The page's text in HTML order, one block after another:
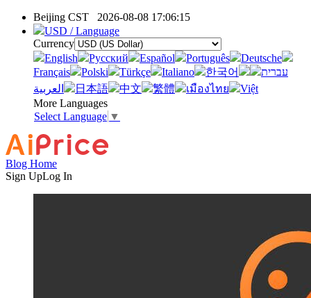
Beijing CST 2026-08-08 17:06:15
USD / Language
Currency
English
Pусский Español Português
Deutsche
Français
Polski Türkçe Italiano 한국어
עברית
العربية
日本語 中文 繁體 เมืองไทย
Việt
More Languages
Select Language ▼
Blog Home
Sign UpLog In